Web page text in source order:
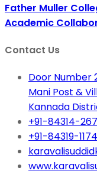
Father Muller
Academic
Contact Us
Door Number
Mani Post &
Kannada
+91-84314-
+91-84319-